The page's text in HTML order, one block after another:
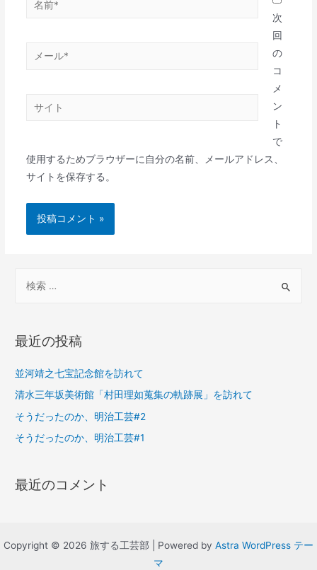
次
回
の
コ
メ
ン
ト
で
使用するためブラウザーに自分の名前、メールアドレス、
サイトを保存する。
象
最近の投稿
並河靖之七宝記念館を訪れて
清水三年坂美術館「村田理如蒐集の軌跡展」を訪れて
そうだったのか、明治工芸#2
そうだったのか、明治工芸#1
最近のコメント
Copyright © 2026 旅する工芸部 | Powered by Astra WordPress テー
マ